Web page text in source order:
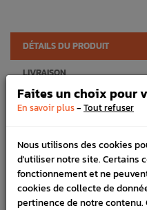
DÉTAILS DU PRODUIT
LIVRAISON
VÉHICULES COMPATIBLE
Référence :171
En stock :2
FICHE TECHNIQUE
Faites un choix pour
En savoir plus- Tout refuser
Nous utilisons des cookies
d'utiliser notre site. Certains
fonctionnement et ne
cookies de collecte de
pertinence de notre contenu.